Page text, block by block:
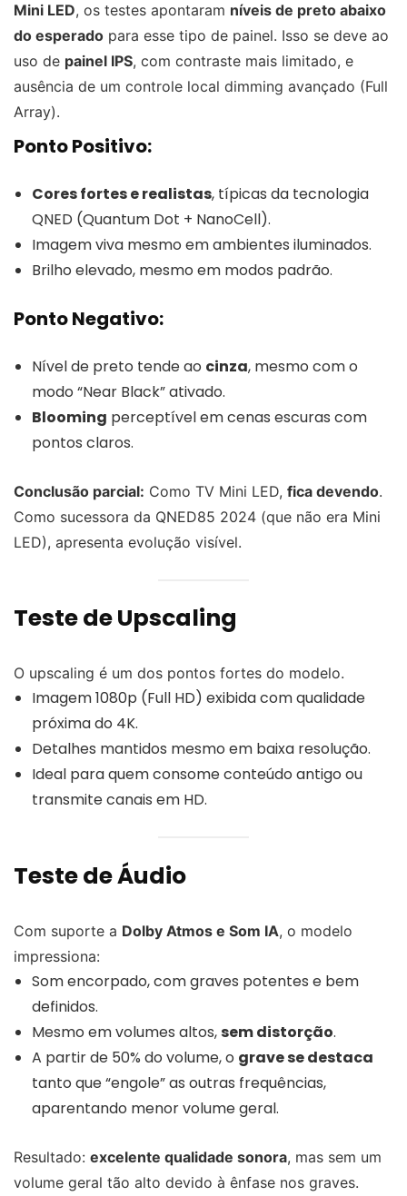
Mini LED, os testes apontaram níveis de preto abaixo
do esperado para esse tipo de painel. Isso se deve ao
uso de painel IPS, com contraste mais limitado, e
ausência de um controle local dimming avançado (Full
Array).
Ponto Positivo:
Cores fortes e realistas, típicas da tecnologia
QNED (Quantum Dot + NanoCell).
Imagem viva mesmo em ambientes iluminados.
Brilho elevado, mesmo em modos padrão.
Ponto Negativo:
Nível de preto tende ao cinza, mesmo com o
modo “Near Black” ativado.
Blooming perceptível em cenas escuras com
pontos claros.
Conclusão parcial: Como TV Mini LED, fica devendo.
Como sucessora da QNED85 2024 (que não era Mini
LED), apresenta evolução visível.
Teste de Upscaling
O upscaling é um dos pontos fortes do modelo.
Imagem 1080p (Full HD) exibida com qualidade
próxima do 4K.
Detalhes mantidos mesmo em baixa resolução.
Ideal para quem consome conteúdo antigo ou
transmite canais em HD.
Teste de Áudio
Com suporte a Dolby Atmos e Som IA, o modelo
impressiona:
Som encorpado, com graves potentes e bem
definidos.
Mesmo em volumes altos,sem distorção.
A partir de 50% do volume, o grave se destaca
tanto que “engole” as outras frequências,
aparentando menor volume geral.
Resultado: excelente qualidade sonora, mas sem um
volume geral tão alto devido à ênfase nos graves.